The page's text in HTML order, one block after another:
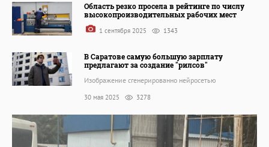
Область резко просела в рейтинге по числу
высокопроизводительных рабочих мест
1 сентября 2025 1343
В Саратове самую большую зарплату
предлагают за создание "рилсов"
Изображение сгенерированно нейросетью
30 мая 2025 3278